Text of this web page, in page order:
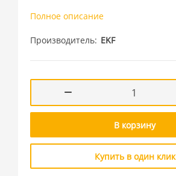
Полное описание
Производитель EKF
В корзину
Купить в один клик